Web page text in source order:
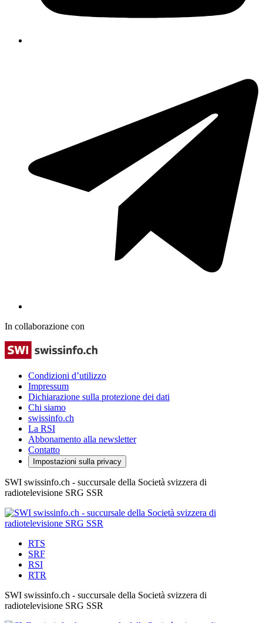
In collaborazione con
Condizioni d’utilizzo
Impressum
Dichiarazione sulla protezione dei dati
Chi siamo
swissinfo.ch
La RSI
Abbonamento alla newsletter
Contatto
Impostazioni sulla privacy
SWI swissinfo.ch - succursale della Società svizzera di
radiotelevisione SRG SSR
RTS
SRF
RSI
RTR
SWI swissinfo.ch - succursale della Società svizzera di
radiotelevisione SRG SSR